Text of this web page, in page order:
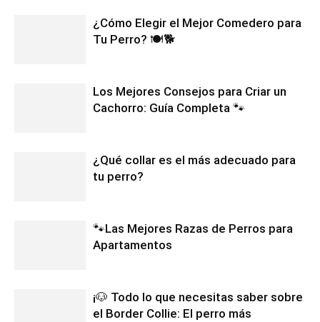
¿Cómo Elegir el Mejor Comedero para
Tu Perro? 🍽️🐕
Los Mejores Consejos para Criar un
Cachorro: Guía Completa 🐾
¿Qué collar es el más adecuado para
tu perro?
🐾Las Mejores Razas de Perros para
Apartamentos
¡🐶 Todo lo que necesitas saber sobre
el Border Collie: El perro más